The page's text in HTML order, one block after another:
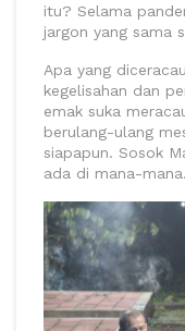
itu? Selama
jargon yang sama
Apa yang
kegelisahan dan
emak suka
berulang-ulang
siapapun. Sosok
ada di mana-mana.